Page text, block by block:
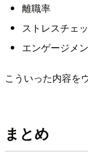
離職率
ストレスチェ
エンゲージメ
こういった内容を
まとめ